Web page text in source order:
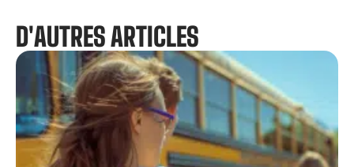
D'AUTRES ARTICLES